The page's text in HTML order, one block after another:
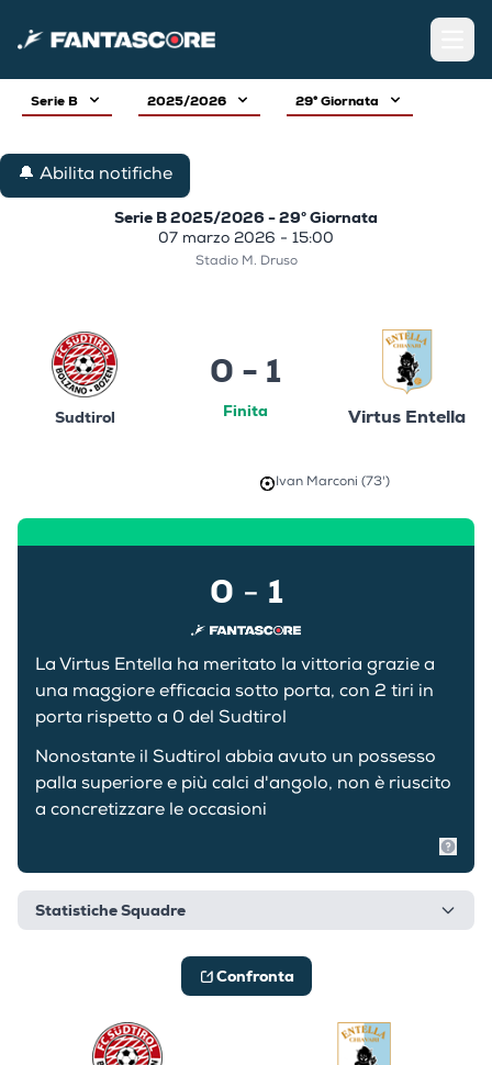
Serie B 2025/2026 29° Giornata
🔔 Abilita notifiche
Serie B 2025/2026 - 29° Giornata
07 marzo 2026 - 15:00
Stadio M. Druso
Sudtirol
0 - 1
Finita Virtus Entella
Ivan Marconi (73')
0 - 1
La Virtus Entella ha meritato la vittoria grazie a
una maggiore efficacia sotto porta, con 2 tiri in
porta rispetto a 0 del Sudtirol
Nonostante il Sudtirol abbia avuto un possesso
palla superiore e più calci d'angolo, non è riuscito
a concretizzare le occasioni
Statistiche Squadre
Confronta